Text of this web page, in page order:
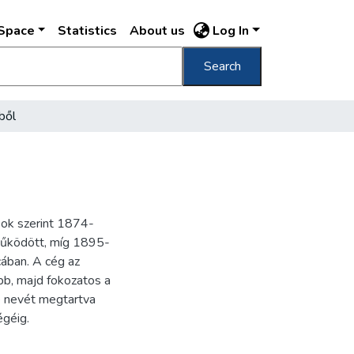
Statistics About us Log In
Search
szerint 1874-
míg 1895-
A cég az
majd fokozatos a
nevét megtartva